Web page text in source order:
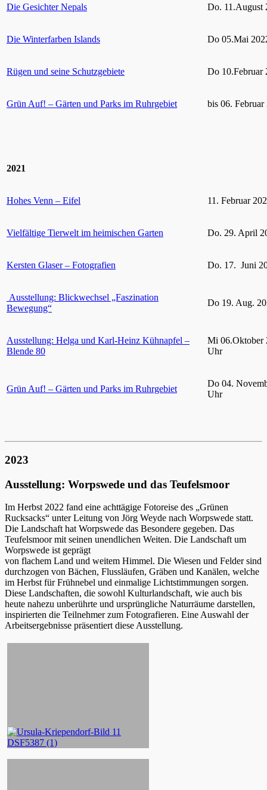
Die Gesichter Nepals Do. 11.August
Die Winterfarben Islands Do 05.Mai
Rügen und seine Schutzgebiete Do 10.Februar
Grün Auf! – Gärten und Parks im Ruhrgebiet bis 06. Februar
2021
Hohes Venn – Eifel 11. Februar
Vielfältige Tierwelt im heimischen Garten Do. 29. April
Kersten Glaser – Fotografien Do. 17. Juni
Ausstellung: Blickwechsel „Faszination
Bewegung“
Do 19. Aug.
Ausstellung: Helga und Karl-Heinz Kühnapfel –
Blende 80
Mi 06.Oktober
Uhr
Grün Auf! – Gärten und Parks im Ruhrgebiet
Do 04.
Uhr
2023
Ausstellung: Worpswede und das Teufelsmoor
Im Herbst 2022 fand eine achttägige Fotoreise des „Grünen
Rucksacks“ unter Leitung von Jörg Weyde nach Worpswede statt.
Die Landschaft hat Worpswede das Besondere gegeben. Das
Teufelsmoor mit seinen unendlichen Weiten. Die Landschaft um
Worpswede ist geprägt
von flachem Land und weitem Himmel. Die Wiesen und Felder sind
durchzogen von Bächen, Flussläufen, Gräben und Kanälen, welche
im Herbst für Frühnebel und einmalige Lichtstimmungen sorgen.
Diese Landschaften, die sowohl Kulturlandschaft, wie auch bis
heute nahezu unberührte und ursprüngliche Naturräume darstellen,
inspirierten die Teilnehmer zum Fotografieren. Eine Auswahl der
Arbeitsergebnisse präsentiert diese Ausstellung.